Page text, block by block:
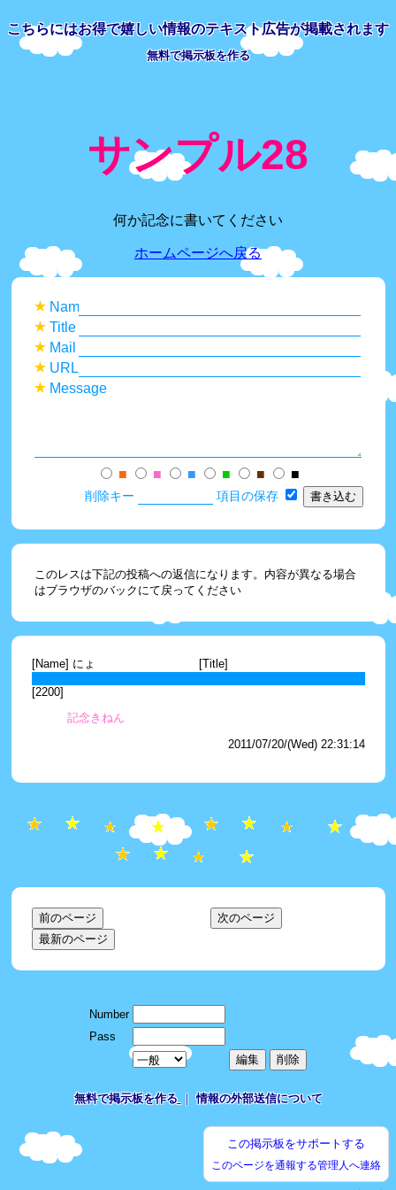
こちらにはお得で嬉しい情報のテキスト広告が掲載されます
無料で掲示板を作る
サンプル28
何か記念に書いてください
ホームページへ戻る
Name
Title
Mail
URL
Message
■ ■ ■ ■ ■ ■
削除キー 項目の保存
このレスは下記の投稿への返信になります。内容が異なる場合
はブラウザのバックにて戻ってください
[Name] にょ [Title]
[2200]
記念きねん
2011/07/20/(Wed) 22:31:14
Number
Pass
無料で掲示板を作る ｜情報の外部送信について
この掲示板をサポートする
このページを通報する管理人へ連絡